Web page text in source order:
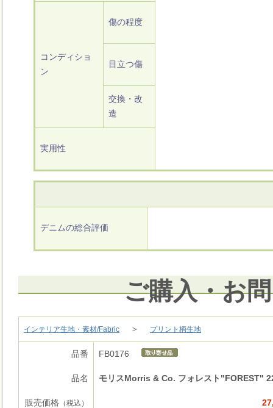
コンディショ
ン
傷の程度
目立つ傷
交換・改
造
実用性
デニムの総合評価
ご購入・お
インテリア生地・素材/Fabric ＞ プリント柄生地
品番 FB0176
品名 モリスMorris & Co. フォレスト"FOREST"
販売価格 （税込）